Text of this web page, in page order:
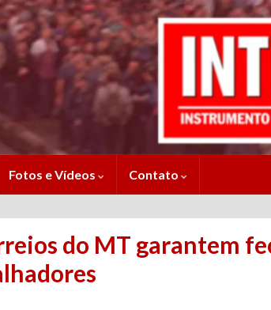
Fotos e Vídeos Contato
do MT garantem